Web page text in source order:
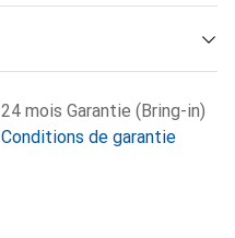
24 mois Garantie (Bring-in)
Conditions de garantie